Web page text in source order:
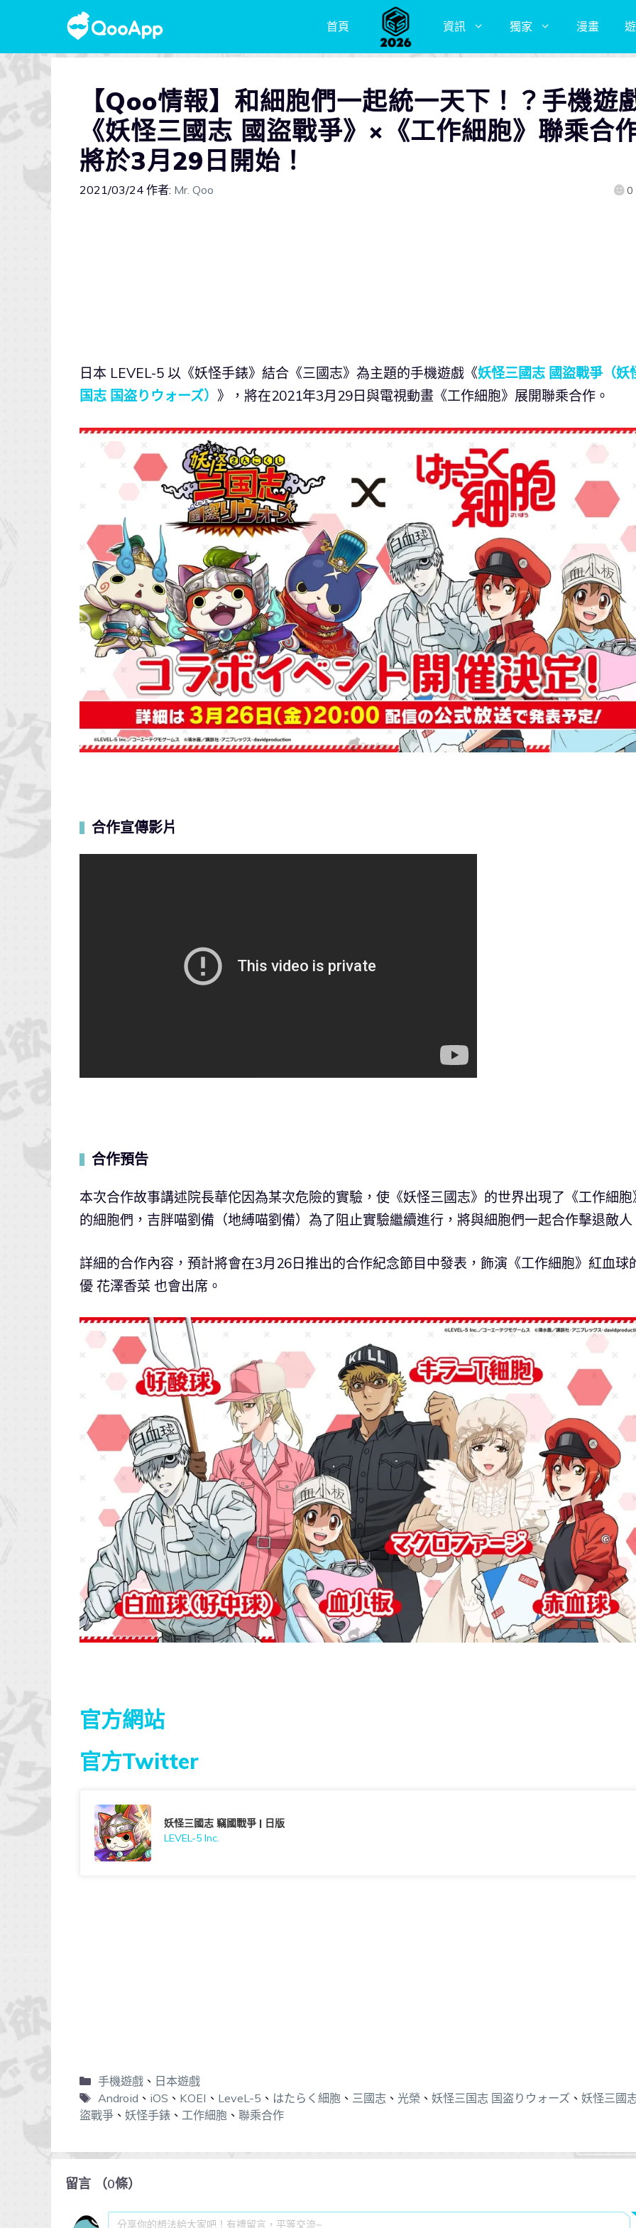
首頁 資訊 獨家 漫畫
【Qoo情報】和細胞們一起統一天下！？手機遊
《妖怪三國志 國盜戰爭》×《工作細胞》聯乘合
將於3月29日開始！
2021/03/24 作者: Mr. Qoo 0
日本 LEVEL-5 以《妖怪手錶》結合《三國志》為主題的手機遊戲《妖怪三國志 國盜戰爭（妖
国志 国盗りウォーズ） 》，將在2021年3月29日與電視動畫《工作細胞》展開聯乘合作。
合作宣傳影片
合作預告
本次合作故事講述院長華佗因為某次危險的實驗，使《妖怪三國志》的世界出現了《工作細胞
的細胞們，吉胖喵劉備（地縛喵劉備）為了阻止實驗繼續進行，將與細胞們一起合作擊退敵人
詳細的合作內容，預計將會在3月26日推出的合作紀念節目中發表，飾演《工作細胞》紅血球
優 花澤香菜 也會出席。
官方網站
官方Twitter
妖怪三國志 竊國戰爭 | 日版
LEVEL-5 Inc.
手機遊戲、 日本遊戲
Android 、 iOS 、 KOEI 、 LeveL-5 、 はたらく細胞、 三國志、 光榮 、 妖怪三国志 国盗りウォーズ、 妖怪三國
盜戰爭 、 妖怪手錶 、 工作細胞 、 聯乘合作
留言 （0條）